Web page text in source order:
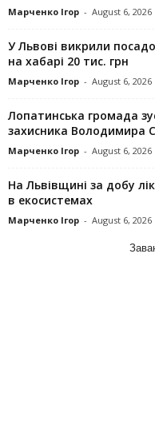
Марченко Ігор - August 6, 2026
У Львові викрили
на хабарі 20 тис. грн
Марченко Ігор - August 6, 2026
Лопатинська громада
захисника Володимира
Марченко Ігор - August 6, 2026
На Львівщині за добу
в екосистемах
Марченко Ігор - August 6, 2026